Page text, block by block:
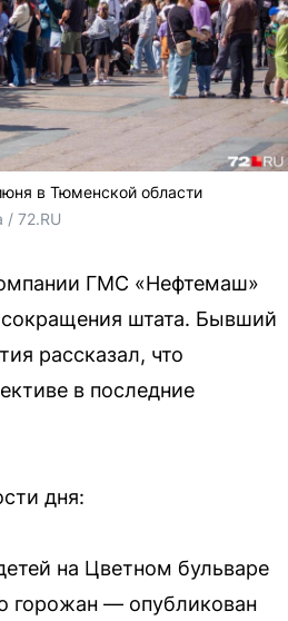
в Тюменской области
72.RU
ГМС «Нефтемаш»
штата. Бывший
рассказал, что
в последние
дня:
на Цветном бульваре
горожан — опубликован